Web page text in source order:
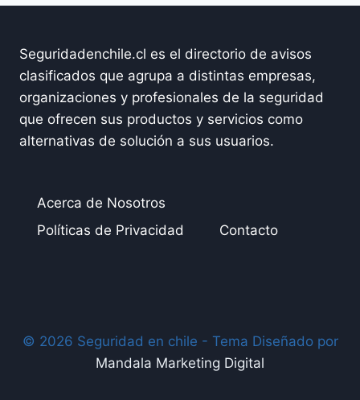
Seguridadenchile.cl es el directorio de avisos
clasificados que agrupa a distintas empresas,
organizaciones y profesionales de la seguridad
que ofrecen sus productos y servicios como
alternativas de solución a sus usuarios.
Acerca de Nosotros
Políticas de Privacidad
Contacto
© 2026 Seguridad en chile - Tema Diseñado por
Mandala Marketing Digital